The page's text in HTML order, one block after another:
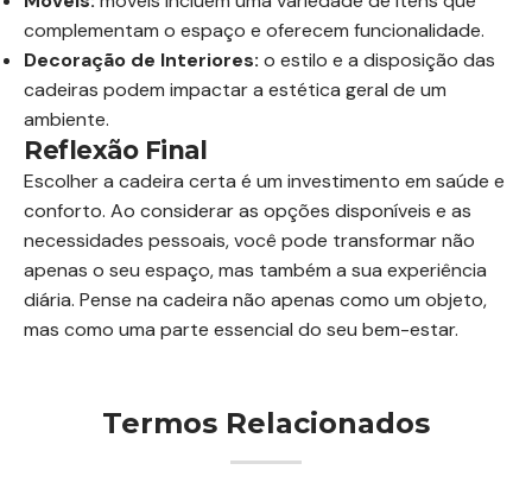
complementam o espaço e oferecem funcionalidade.
Decoração de Interiores: o estilo e a disposição das
cadeiras podem impactar a estética geral de um
ambiente.
Reflexão Final
Escolher a cadeira certa é um investimento em saúde e
conforto. Ao considerar as opções disponíveis e as
necessidades pessoais, você pode transformar não
apenas o seu espaço, mas também a sua experiência
diária. Pense na cadeira não apenas como um objeto,
mas como uma parte essencial do seu bem-estar.
Termos Relacionados